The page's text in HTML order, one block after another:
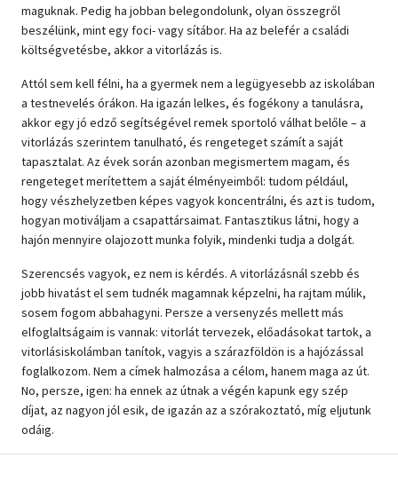
maguknak. Pedig ha jobban belegondolunk, olyan összegről
beszélünk, mint egy foci- vagy sítábor. Ha az belefér a családi
költségvetésbe, akkor a vitorlázás is.
Attól sem kell félni, ha a gyermek nem a legügyesebb az iskolában
a testnevelés órákon. Ha igazán lelkes, és fogékony a tanulásra,
akkor egy jó edző segítségével remek sportoló válhat belőle – a
vitorlázás szerintem tanulható, és rengeteget számít a saját
tapasztalat. Az évek során azonban megismertem magam, és
rengeteget merítettem a saját élményeimből: tudom például,
hogy vészhelyzetben képes vagyok koncentrálni, és azt is tudom,
hogyan motiváljam a csapattársaimat. Fantasztikus látni, hogy a
hajón mennyire olajozott munka folyik, mindenki tudja a dolgát.
Szerencsés vagyok, ez nem is kérdés. A vitorlázásnál szebb és
jobb hivatást el sem tudnék magamnak képzelni, ha rajtam múlik,
sosem fogom abbahagyni. Persze a versenyzés mellett más
elfoglaltságaim is vannak: vitorlát tervezek, előadásokat tartok, a
vitorlásiskolámban tanítok, vagyis a szárazföldön is a hajózással
foglalkozom. Nem a címek halmozása a célom, hanem maga az út.
No, persze, igen: ha ennek az útnak a végén kapunk egy szép
díjat, az nagyon jól esik, de igazán az a szórakoztató, míg eljutunk
odáig.